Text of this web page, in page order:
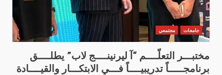
جامعات مجتمعي
مختبـــر التعلّــــم “آ ليرنينــــج لاب” يطلــــق
برنامجـــــاً تدريبيــــاً فـــي الابتكـــار والقيــــادة